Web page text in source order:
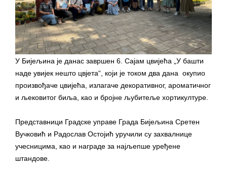
У Бијељина је данас завршен 6. Сајам цвијећа „У башти
наде увијек нешто цвјета“, који је током два дана окупио
произвођаче цвијећа, излагаче декоративног, ароматичног
и љековитог биља, као и бројне љубитеље хортикултуре.
Представници Градске управе Града Бијељина Сретен
Вучковић и Радослав Остојић уручили су захвалнице
учесницима, као и награде за најљепше уређене
штандове.